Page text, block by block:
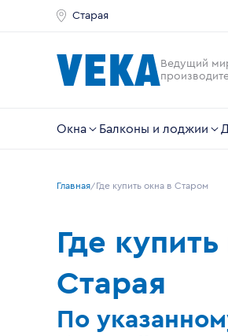
Старая
Ведущий
Окна Балконы и лоджии
Главная Где купить окна в Старом
Где
Старая
По